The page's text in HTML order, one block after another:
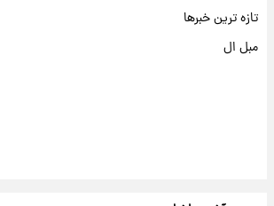
تازه ترین خبرها
مبل ال